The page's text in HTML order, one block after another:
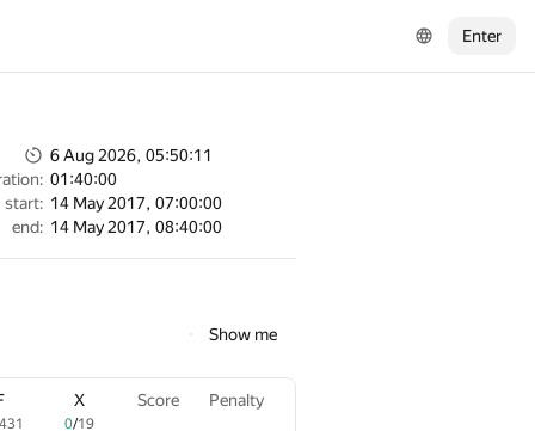
Enter
6 Aug 2026, 05:50:11
01:40:00
start: 14 May 2017, 07:00:00
end: 14 May 2017, 08:40:00
Show me
X
0/19
Score Penalty